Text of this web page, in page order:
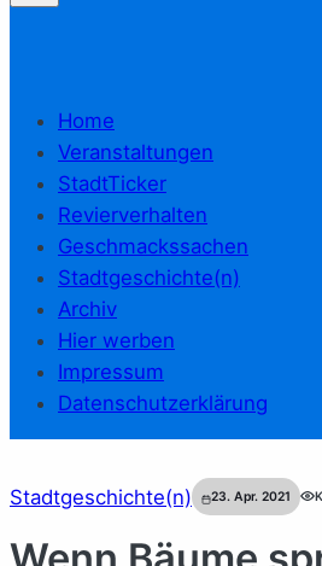
Home
Veranstaltungen
StadtTicker
Revierverhalten
Geschmackssachen
Stadtgeschichte(n)
Archiv
Hier werben
Impressum
Datenschutzerklärung
Stadtgeschichte(n) 23. Apr. 2021